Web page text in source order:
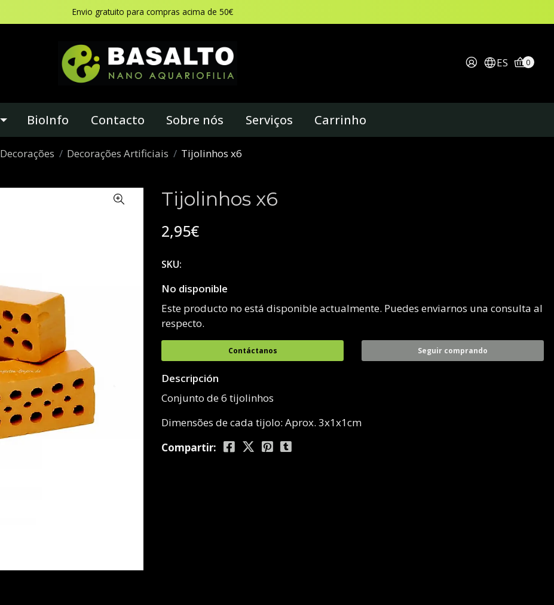
Envio gratuito para compras acima de 50€
ES 0
BioInfo Contacto Sobre nós Serviços Carrinho
Decorações Decorações Artificiais Tijolinhos x6
Tijolinhos x6
2,95€
SKU:
No disponible
Este producto no está disponible actualmente. Puedes enviarnos una consulta al
respecto.
Contáctanos Seguir comprando
Descripción
Conjunto de 6 tijolinhos
Dimensões de cada tijolo: Aprox. 3x1x1cm
Compartir: